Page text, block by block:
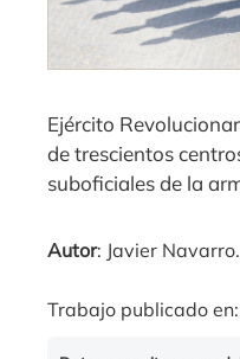
Ejército
de trescientos
suboficiales de la
Autor: Javier Navarro.
Trabajo publicado